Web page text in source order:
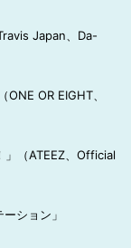
Japan、Da-
OR EIGHT、
（ATEEZ、Official
ション」